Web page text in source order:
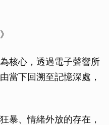
核心，透過電子聲響所
當下回溯至記憶深處，
暴、情緒外放的存在，